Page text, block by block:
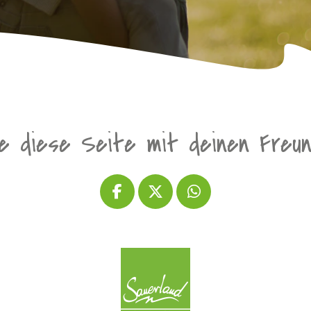
diese Seite mit deinen